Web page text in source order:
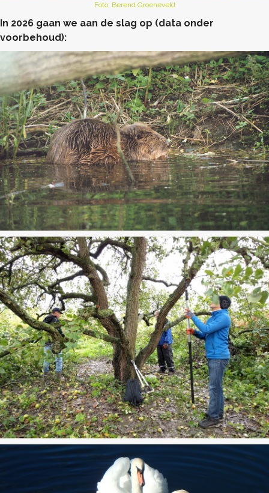
Foto: Berend Groeneveld
In 2026 gaan we aan de slag op (data onder
voorbehoud):